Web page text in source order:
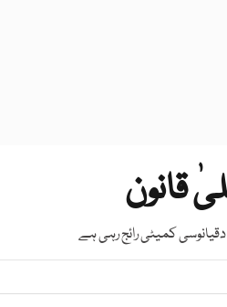
قانون
کمیٹی رائج رہی ہے